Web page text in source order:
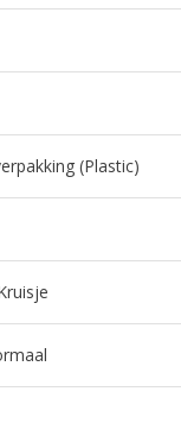
(Plastic)